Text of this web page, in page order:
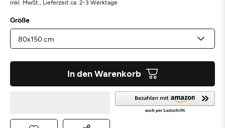
inkl. MwSt., Lieferzeit ca. 2-3 Werktage
Größe
In den Warenkorb